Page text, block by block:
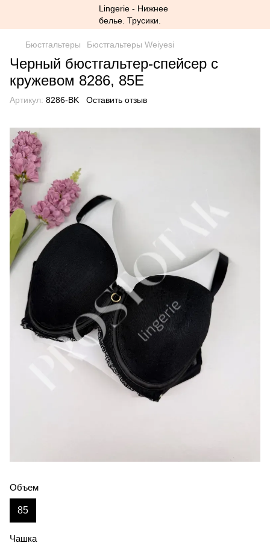
Бюстгальтеры Бюстгальтеры Weiyesi
Черный бюстгальтер-спейсер с
кружевом 8286, 85E
Артикул: 8286-BK Оставить отзыв
Объем
85
Чашка